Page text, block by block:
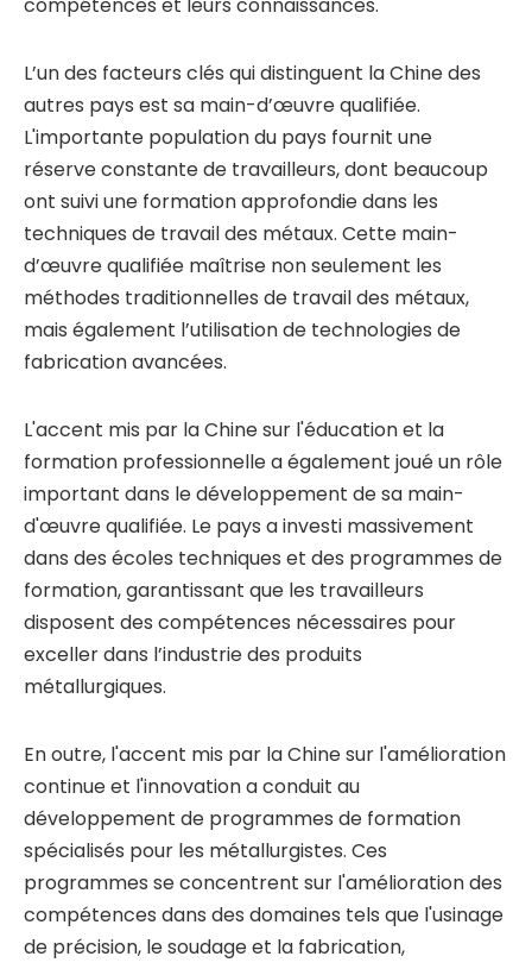
L’un des facteurs clés qui distinguent la Chine des
autres pays est sa main-d’œuvre qualifiée.
L'importante population du pays fournit une
réserve constante de travailleurs, dont beaucoup
ont suivi une formation approfondie dans les
techniques de travail des métaux. Cette main-
d’œuvre qualifiée maîtrise non seulement les
méthodes traditionnelles de travail des métaux,
mais également l’utilisation de technologies de
fabrication avancées.
L'accent mis par la Chine sur l'éducation et la
formation professionnelle a également joué un rôle
important dans le développement de sa main-
d'œuvre qualifiée. Le pays a investi massivement
dans des écoles techniques et des programmes de
formation, garantissant que les travailleurs
disposent des compétences nécessaires pour
exceller dans l’industrie des produits
métallurgiques.
En outre, l'accent mis par la Chine sur l'amélioration
continue et l'innovation a conduit au
développement de programmes de formation
spécialisés pour les métallurgistes. Ces
programmes se concentrent sur l'amélioration des
compétences dans des domaines tels que l'usinage
de précision, le soudage et la fabrication,